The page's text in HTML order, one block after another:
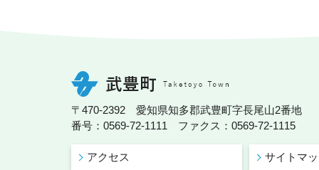
〒470-2392 愛知県知多郡武豊町字長尾山2番地
番号：0569-72-1111 ファクス：0569-72-1115
アクセス サイトマ